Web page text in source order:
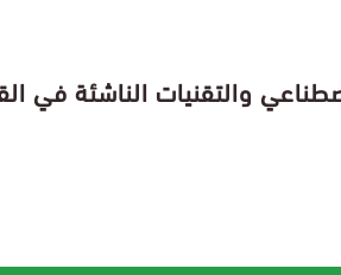
والتقنيات الناشئة في